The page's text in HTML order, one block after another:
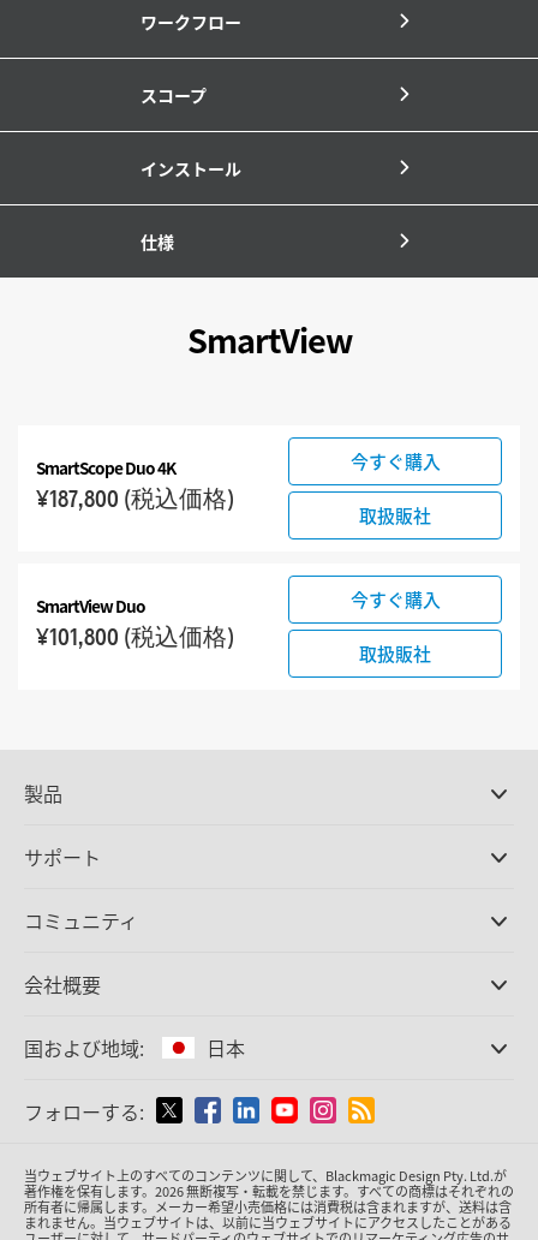
ワークフロー
スコープ
インストール
仕様
SmartView
SmartScope Duo 4K
¥187,800 (税込価格)
今すぐ購入
取扱販社
SmartView Duo
¥101,800 (税込価格)
今すぐ購入
取扱販社
製品
DaVinci Resolve/Fusion
ATEMプロダクション
ディスクレコーダー
Cintelフィルムスキャニング
放送用コンバーター
モニタリング
MultiView
ルーティング＆分配
サポート
サポートセンター
コミュニティ
会社概要
会社概要
メディア
国および地域: 日本
国または地域から選択
Australia
フォローする:
当ウェブサイト上のすべてのコンテンツに関して、Blackmagic Design Pty. Ltd.が
著作権を保有します。 2026 無断複写・転載を禁じます。すべての商標はそれぞれの
所有者に帰属します。 メーカー希望小売価格には消費税は含まれますが、送料は含
まれません。当ウェブサイトは、以前に当ウェブサイトにアクセスしたことがある